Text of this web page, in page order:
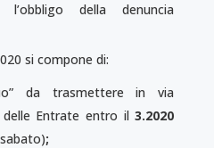
della denuncia
si compone di:
da trasmettere in via
delle Entrate entro il3.2020
;